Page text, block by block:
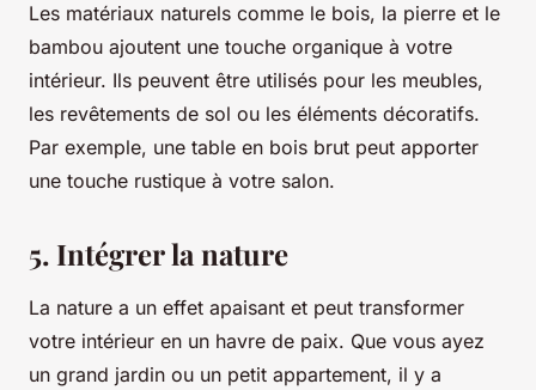
Les matériaux naturels comme le bois, la pierre et le
bambou ajoutent une touche organique à votre
intérieur. Ils peuvent être utilisés pour les meubles,
les revêtements de sol ou les éléments décoratifs.
Par exemple, une table en bois brut peut apporter
une touche rustique à votre salon.
5. Intégrer la nature
La nature a un effet apaisant et peut transformer
votre intérieur en un havre de paix. Que vous ayez
un grand jardin ou un petit appartement, il y a